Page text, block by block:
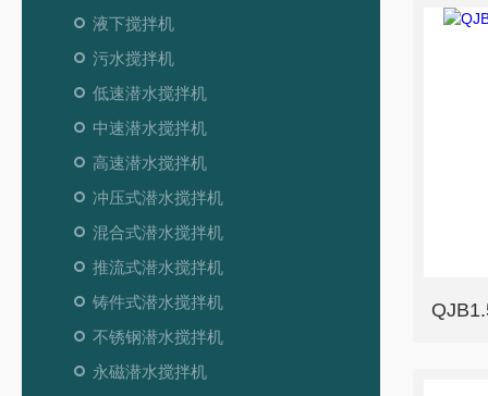
液下搅拌机
污水搅拌机
低速潜水搅拌机
中速潜水搅拌机
高速潜水搅拌机
冲压式潜水搅拌机
混合式潜水搅拌机
推流式潜水搅拌机
铸件式潜水搅拌机
不锈钢潜水搅拌机
永磁潜水搅拌机